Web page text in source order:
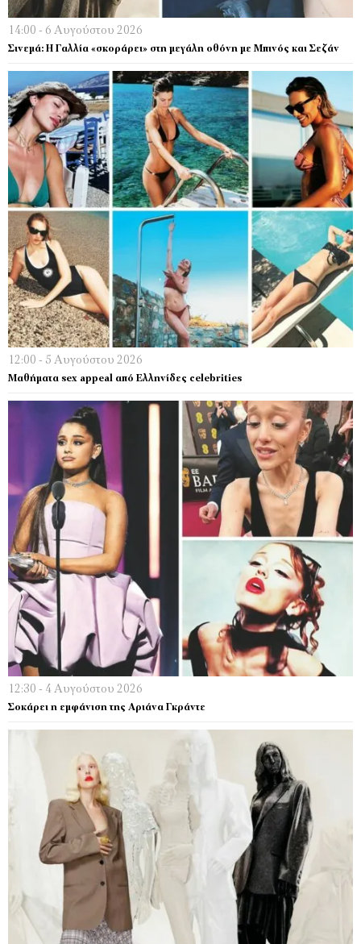
14:00 - 6 Αυγούστου 2026
Σινεμά: Η Γαλλία «σκοράρει» στη μεγάλη οθόνη με Μπινός και Σεζάν
12:00 - 5 Αυγούστου 2026
Μαθήματα sex appeal από Ελληνίδες celebrities
12:30 - 4 Αυγούστου 2026
Σοκάρει η εμφάνιση της Αριάνα Γκράντε